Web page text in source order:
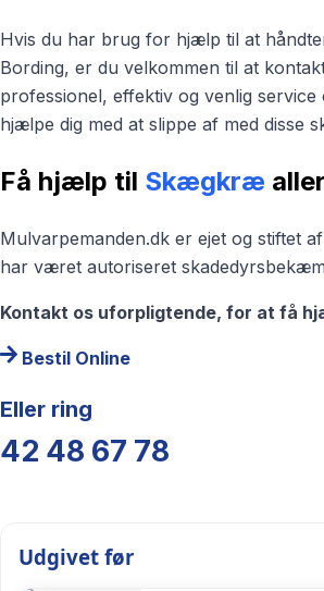
Hvis du har brug for hjælp til at
Bording, er du velkommen til at
professionel, effektiv og venlig
hjælpe dig med at slippe af med disse
Få hjælp til Skægkræ
Mulvarpemanden.dk er ejet og stiftet
har været autoriseret
Kontakt os uforpligtende, for at få
Bestil Online
Eller ring
42 48 67 78
Udgivet før